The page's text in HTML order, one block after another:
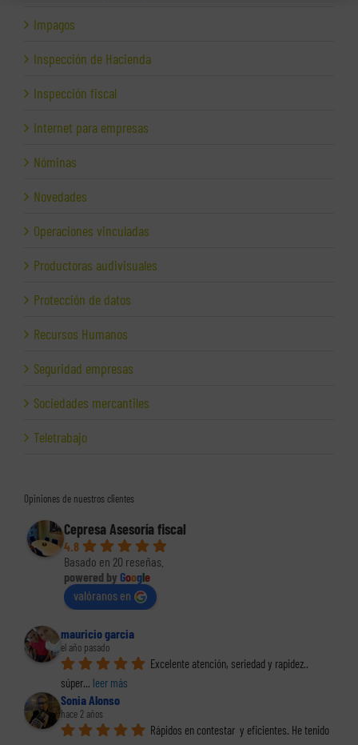
Impagos
Inspección de Hacienda
Inspección fiscal
Internet para empresas
Nóminas
Novedades
Operaciones vinculadas
Productoras audivisuales
Protección de datos
Recursos Humanos
Seguridad empresas
Sociedades mercantiles
Teletrabajo
Opiniones de nuestros clientes
Cepresa Asesoría fiscal
4.8
Basado en 20 reseñas.
powered by Google
valóranos en
mauricio garcia
el año pasado
Excelente atención, seriedad y rapidez..
súper... leer más
Sonia Alonso
hace 2 años
Rápidos en contestar  y eficientes. He tenido